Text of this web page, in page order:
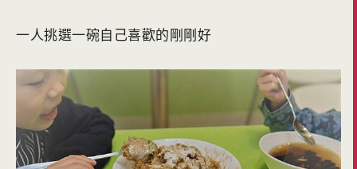
一人挑選一碗自己喜歡的剛剛好